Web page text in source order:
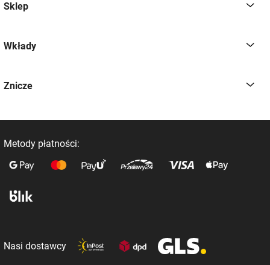
Sklep
Wkłady
Znicze
Metody płatności:
Nasi dostawcy